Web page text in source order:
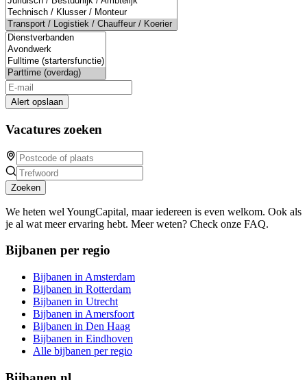
Alert opslaan
Vacatures zoeken
Zoeken
We heten wel YoungCapital, maar iedereen is even welkom. Ook als
je al wat meer ervaring hebt. Meer weten? Check onze FAQ.
Bijbanen per regio
Bijbanen in Amsterdam
Bijbanen in Rotterdam
Bijbanen in Utrecht
Bijbanen in Amersfoort
Bijbanen in Den Haag
Bijbanen in Eindhoven
Alle bijbanen per regio